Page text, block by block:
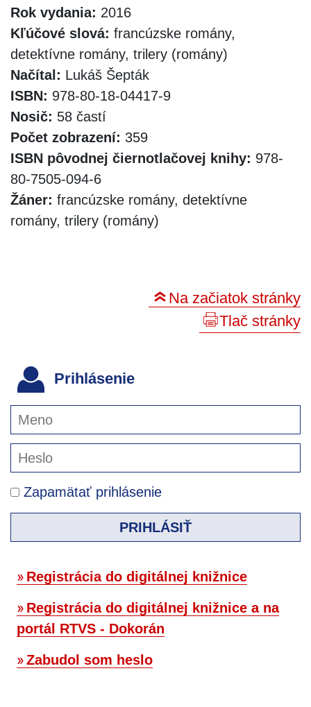
Rok vydania: 2016
Kľúčové slová: francúzske romány,
detektívne romány, trilery (romány)
Načítal: Lukáš Šepták
ISBN: 978-80-18-04417-9
Nosič: 58 častí
Počet zobrazení: 359
ISBN pôvodnej čiernotlačovej knihy: 978-
80-7505-094-6
Žáner: francúzske romány, detektívne
romány, trilery (romány)
Na začiatok stránky
Tlač stránky
Prihlásenie
Zapamätať prihlásenie
PRIHLÁSIŤ
Registrácia do digitálnej knižnice
Registrácia do digitálnej knižnice a na
portál RTVS - Dokorán
Zabudol som heslo